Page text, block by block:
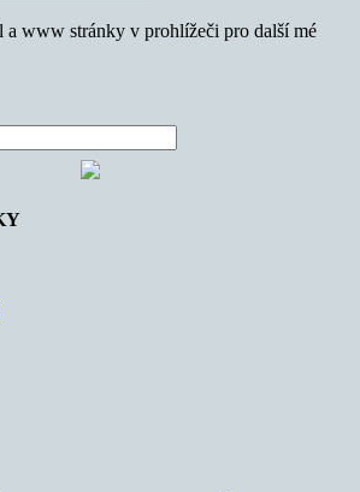
a www stránky v prohlížeči pro další mé